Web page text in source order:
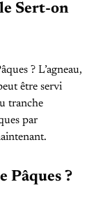
Sert-on
? L’agneau,
être servi
tranche
par
Pâques ?